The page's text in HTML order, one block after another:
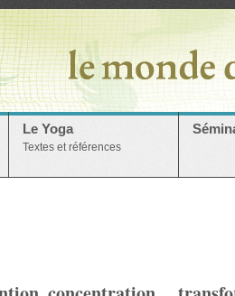
Le Yoga
Textes et références